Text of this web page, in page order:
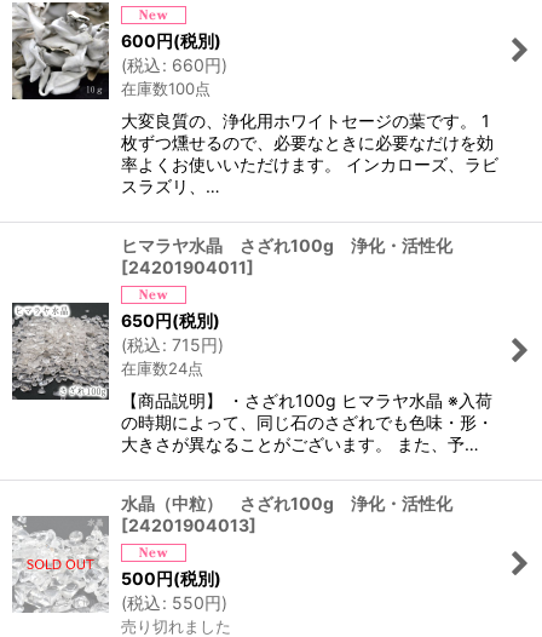
600円(税別)
(税込: 660円)
在庫数100点
大変良質の、浄化用ホワイトセージの葉です。 1
枚ずつ燻せるので、必要なときに必要なだけを効
率よくお使いいただけます。 インカローズ、ラビ
スラズリ、…
ヒマラヤ水晶 さざれ100g 浄化・活性化
[24201904011]
650円(税別)
(税込: 715円)
在庫数24点
【商品説明】 ・さざれ100g ヒマラヤ水晶 ※入荷
の時期によって、同じ石のさざれでも色味・形・
大きさが異なることがございます。 また、予…
水晶（中粒） さざれ100g 浄化・活性化
[24201904013]
500円(税別)
(税込: 550円)
売り切れました